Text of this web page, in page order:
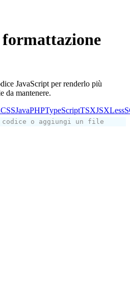
JavaScript per renderlo più
da mantenere.
CSSJavaPHPTypeScriptTSXJSXLess
o aggiungi un file